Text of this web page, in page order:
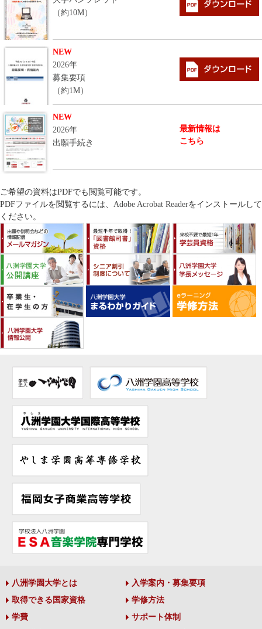
（約10M）
NEW
2026年
募集要項
（約1M）
NEW
2026年
出願手続き
最新情報は
こちら
ご希望の資料はPDFでも閲覧可能です。
PDFファイルを閲覧するには、 Adobe Acrobat Readerをインストールして
ください。
八洲学園大学とは
入学案内・募集要項
取得できる国家資格
学修方法
学費
サポート体制